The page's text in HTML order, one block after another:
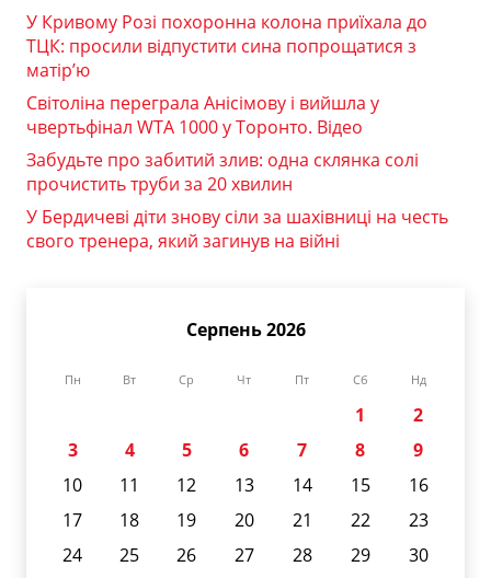
У Кривому Розі похоронна колона приїхала до
ТЦК: просили відпустити сина попрощатися з
матір’ю
Світоліна переграла Анісімову і вийшла у
чвертьфінал WTA 1000 у Торонто. Відео
Забудьте про забитий злив: одна склянка солі
прочистить труби за 20 хвилин
У Бердичеві діти знову сіли за шахівниці на честь
свого тренера, який загинув на війні
Серпень 2026
Пн Вт Ср Чт Пт Сб Нд
1
2
3
4 5 6 7 8
9
10
11 12 13 14 15
16
17
18 19 20 21 22
23
24
25 26 27 28 29
30